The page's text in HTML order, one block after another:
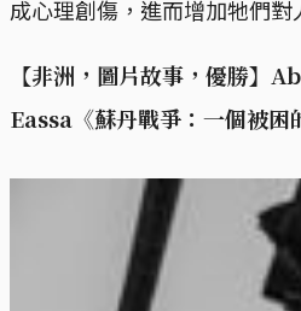
成心理創傷，進而增加牠們對
【非洲，圖片故事，優勝】
Eassa《蘇丹戰爭：一個被困